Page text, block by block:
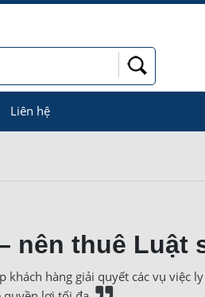
Liên hệ
nên thuê Luật
hàng giải quyết các vụ việc